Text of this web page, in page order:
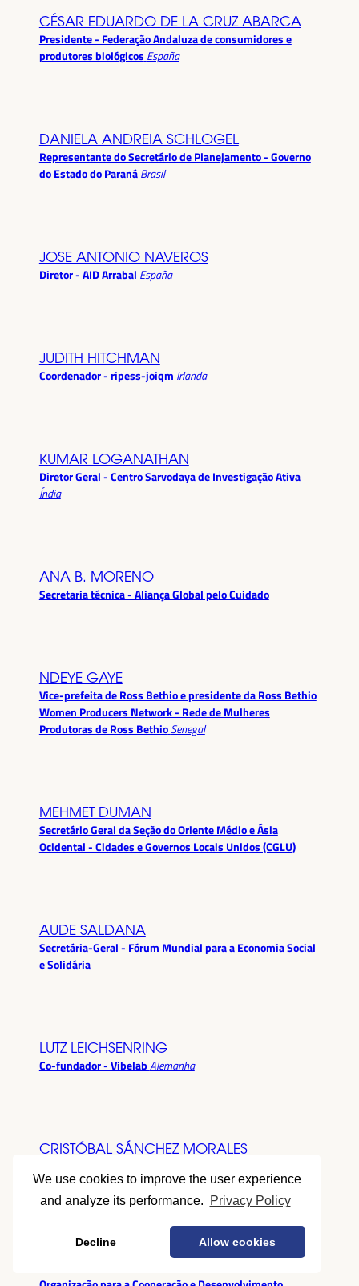
We use cookies to improve the user experience
and analyze its performance.
Privacy Policy
Decline Allow cookies
CÉSAR EDUARDO DE LA CRUZ ABARCA
Presidente - Federação Andaluza de consumidores e
produtores biológicos España
DANIELA ANDREIA SCHLOGEL
Representante do Secretário de Planejamento - Governo
do Estado do Paraná Brasil
JOSE ANTONIO NAVEROS
Diretor - AID Arrabal España
JUDITH HITCHMAN
Coordenador - ripess-joiqm Irlanda
KUMAR LOGANATHAN
Diretor Geral - Centro Sarvodaya de Investigação Ativa
Índia
ANA B. MORENO
Secretaria técnica - Aliança Global pelo Cuidado
NDEYE GAYE
Vice-prefeita de Ross Bethio e presidente da Ross Bethio
Women Producers Network - Rede de Mulheres
Produtoras de Ross BethioSenegal
MEHMET DUMAN
Secretário Geral da Seção do Oriente Médio e Ásia
Ocidental - Cidades e Governos Locais Unidos (CGLU)
AUDE SALDANA
Secretária-Geral - Fórum Mundial para a Economia Social
e Solidária
LUTZ LEICHSENRING
Co-fundador - Vibelab Alemanha
CRISTÓBAL SÁNCHEZ MORALES
ANNA RUBIN